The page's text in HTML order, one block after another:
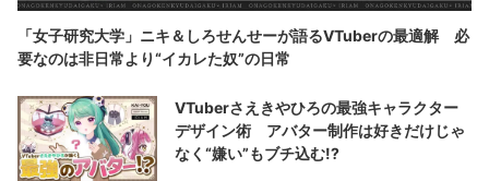
「女子研究大学」ニキ＆しろせんせーが語るVTuberの最適解 必
要なのは非日常より“イカレた奴”の日常
VTuberさえきやひろの最強キャラクター
デザイン術 アバター制作は好きだけじゃ
なく“嫌い”もブチ込む!?